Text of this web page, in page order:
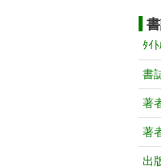
ﾀｲ
書
著
著
出